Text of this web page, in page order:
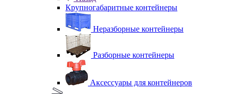
Крупногабаритные контейнеры
Неразборные контейнеры
Разборные контейнеры
Аксессуары для контейнеров